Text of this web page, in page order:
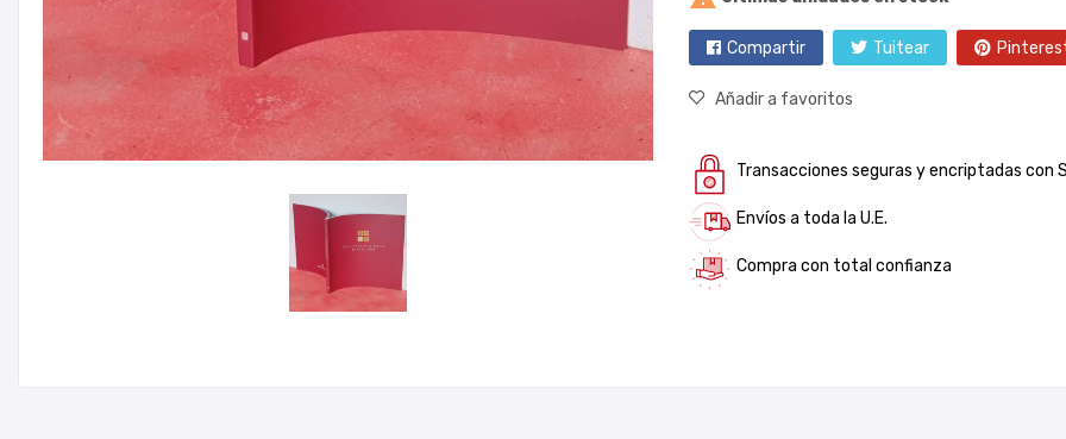
Compartir Tuitear
Añadir a favoritos
Transacciones seguras y encriptadas con
Envíos a toda la U.E.
Compra con total confianza